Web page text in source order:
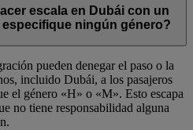
escala en Dubái con un
ningún género?
pueden denegar el paso o la
incluido Dubái, a los pasajeros
el género «H» o «M». Esto escapa
no tiene responsabilidad alguna